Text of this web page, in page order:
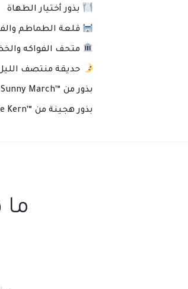
بذور أختيار الطهاة
قلعة الطماطم
متحف الفواكه
حديقة منتصف
بذور من ™Sunny March
بذور هجينة من ™Beste Kern
ما